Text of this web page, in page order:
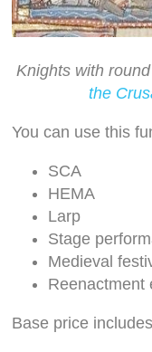
Knights with
the
You can use this
SCA
HEMA
Larp
Stage
Medieval
Reenactment
Base price